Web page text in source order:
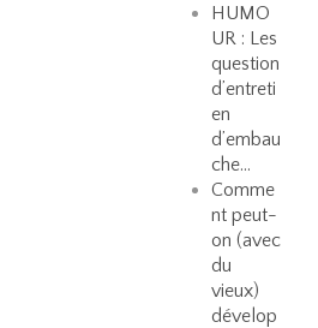
HUMO
UR : Les
question
d’entreti
en
d’embau
che…
Comme
nt peut-
on (avec
du
vieux)
dévelop